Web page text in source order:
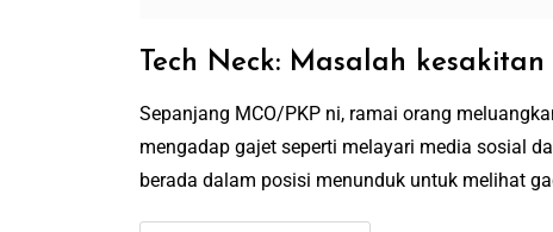
Tech Neck: Masalah
Sepanjang MCO/PKP ni, ramai orang
mengadap gajet seperti melayari media sosial
berada dalam posisi menunduk untuk melihat